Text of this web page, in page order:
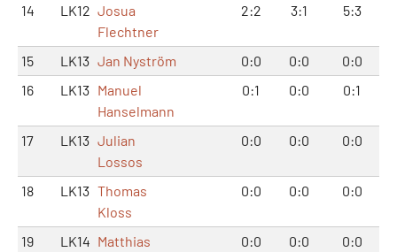
14 LK12 Josua
Flechtner
2:2 3:1 5:3
15 LK13 Jan Nyström 0:0 0:0
0:0
16
LK13 Manuel
Hanselmann
0:1 0:0 0:1
17 LK13 Julian
Lossos
0:0 0:0 0:0
18 LK13 Thomas
Kloss
0:0 0:0 0:0
19 LK14 Matthias
0:0 0:0 0:0